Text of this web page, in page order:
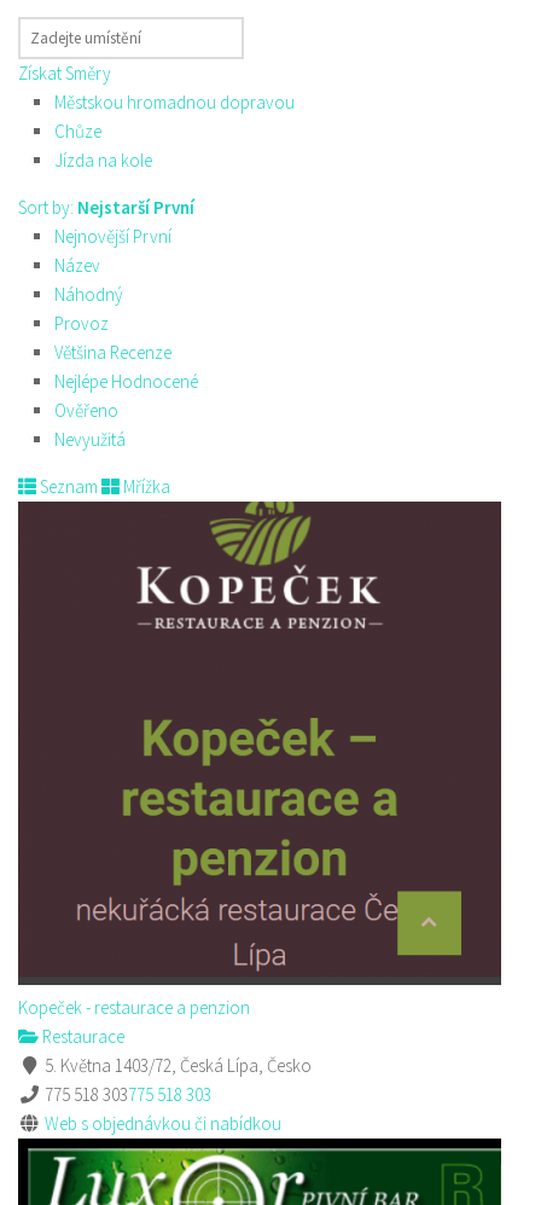
Získat Směry
Městskou hromadnou dopravou
Chůze
Jízda na kole
Sort by: Nejstarší První
Nejnovější První
Název
Náhodný
Provoz
Většina Recenze
Nejlépe Hodnocené
Ověřeno
Nevyužitá
Seznam Mřížka
Kopeček - restaurace a penzion
Restaurace
5. Května 1403/72, Česká Lípa, Česko
775 518 303775 518 303
Web s objednávkou či nabídkou